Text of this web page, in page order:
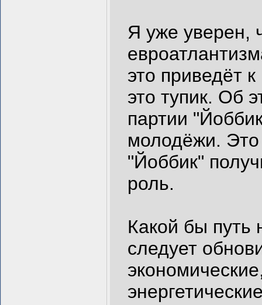
Я уже уверен,
это приведёт
это тупик. Об
партии
молодёжи. Это
"Йоббик"
роль.
Какой бы путь
следует